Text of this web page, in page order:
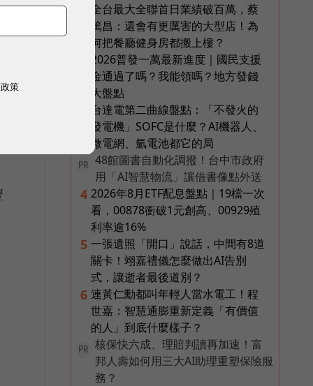
全台最大全聯首日業績破百萬，蔡
篤昌：還會有更厲害的大型店！為
何把餐廳健身房都搬上樓？
2026普發一萬最新進度｜國民支援
金通過了嗎？我能領嗎？地方發錢
大盤點
台達電第二曲線盤點：「不發火的
發電機」SOFC是什麼？AI機器人、
微電網、氫電池都它的局
PR
48館圖書自動化調撥！台中市政府
用「AI智慧物流」讓借書像點外送
4 2026年8月ETF配息盤點｜19檔一次
看，00878衝破1元創高、00929殖
利率逾16%
5 一張遺照「開口」說話，中間有8道
關卡！翊嘉禮儀怎麼做出AI告別
式，讓逝者最後道別？
6 連黃仁勳都叫年輕人當水電工！程
世嘉：智慧通膨重新定義「有價值
的人」到底什麼樣子？
PR
核保快六成、理賠判讀再加速！富
邦人壽如何用三大AI助理重塑保險服
務？
策